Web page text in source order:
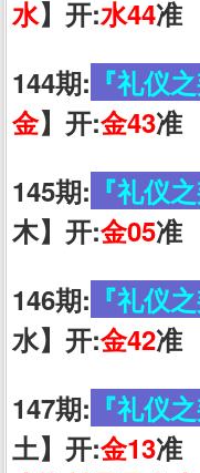
水】开:水44准
144期: 『礼仪之
金】开:金43准
145期: 『礼仪之
木】开:金05准
146期: 『礼仪之
水】开:金42准
147期: 『礼仪之
土】开:金13准